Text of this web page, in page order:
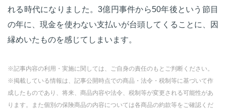
れる時代になりました。3億円事件から50年後という節目
の年に、現金を使わない支払いが台頭してくることに、因
縁めいたものを感じてしまいます。
※記事内容の利用・実施に関しては、ご自身の責任のもとご判断ください。
※掲載している情報は、記事公開時点での商品・法令・税制等に基づいて作
成したものであり、将来、商品内容や法令、税制等が変更される可能性があ
ります。また個別の保険商品の内容については各商品の約款等をご確認くだ